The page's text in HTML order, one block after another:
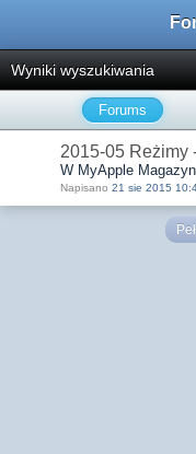
Wyniki wyszukiwania
Forums
2015-05 Reżimy
W MyApple Magazyn
Napisano 21 sie 2015